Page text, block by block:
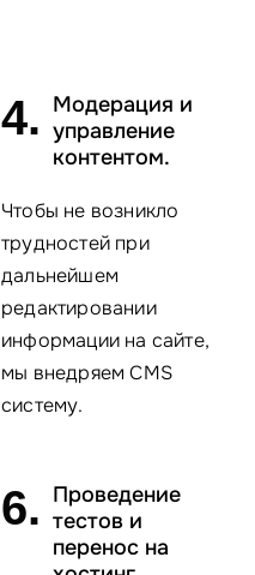
4. Модерация и
управление
контентом.
Чтобы не возникло
трудностей при
дальнейшем
редактировании
информации на сайте,
мы внедряем CMS
систему.
6. Проведение
тестов и
перенос на